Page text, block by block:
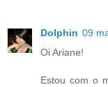
Dolphin 09
Oi Ariane!
Estou com o